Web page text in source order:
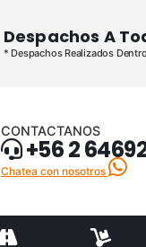
Despachos A
* Despachos Realizados
CONTACTANOS
+56 2
Chatea con nosotros